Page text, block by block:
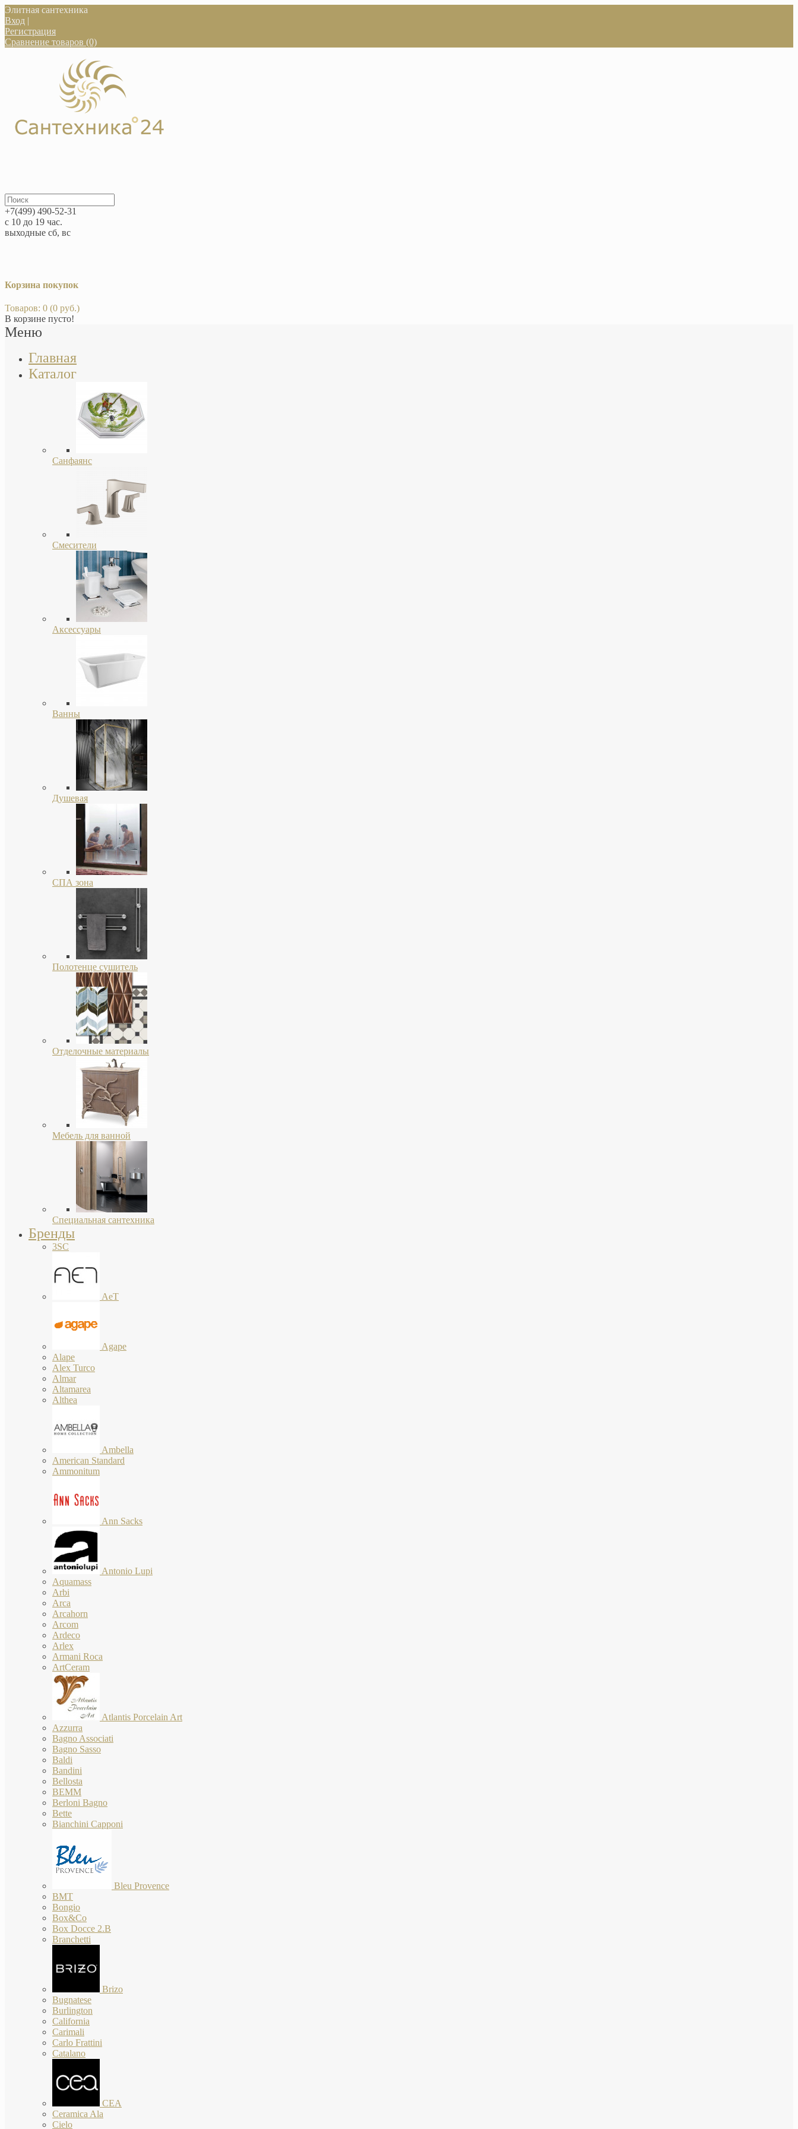
Элитная сантехника
Вход |
Регистрация
Сравнение товаров (0)
+7(499) 490-52-31
с 10 до 19 час.
выходные сб, вс
Корзина покупок
Товаров: 0 (0 руб.)
В корзине пусто!
Меню
Главная
Каталог
Санфаянс
Смесители
Аксессуары
Ванны
Душевая
СПА зона
Полотенце сушитель
Отделочные материалы
Мебель для ванной
Специальная сантехника
Бренды
3SC
AeT
Agape
Alape
Alex Turco
Almar
Altamarea
Althea
Ambella
American Standard
Ammonitum
Ann Sacks
Antonio Lupi
Aquamass
Arbi
Arca
Arcahorn
Arcom
Ardeco
Arlex
Armani Roca
ArtCeram
Atlantis Porcelain Art
Azzurra
Bagno Associati
Bagno Sasso
Baldi
Bandini
Bellosta
BEMM
Berloni Bagno
Bette
Bianchini Capponi
Bleu Provence
BMT
Bongio
Box&Co
Box Docce 2.B
Branchetti
Brizo
Bugnatese
Burlington
California
Carimali
Carlo Frattini
Catalano
CEA
Ceramica Ala
Cielo